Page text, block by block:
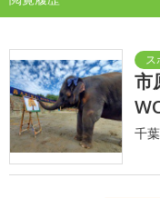
市
千